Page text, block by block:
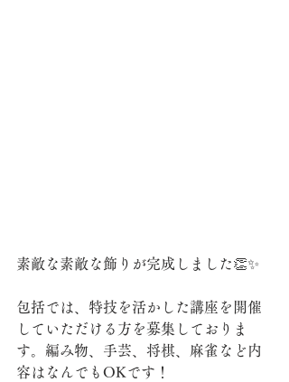
素敵な素敵な飾りが完成しました👏✨
包括では、特技を活かした講座を開催
していただける方を募集しておりま
す。編み物、手芸、将棋、麻雀など内
容はなんでもOKです！